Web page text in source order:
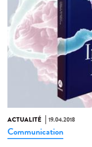
ACTUALITÉ 19.04.2018
Communication